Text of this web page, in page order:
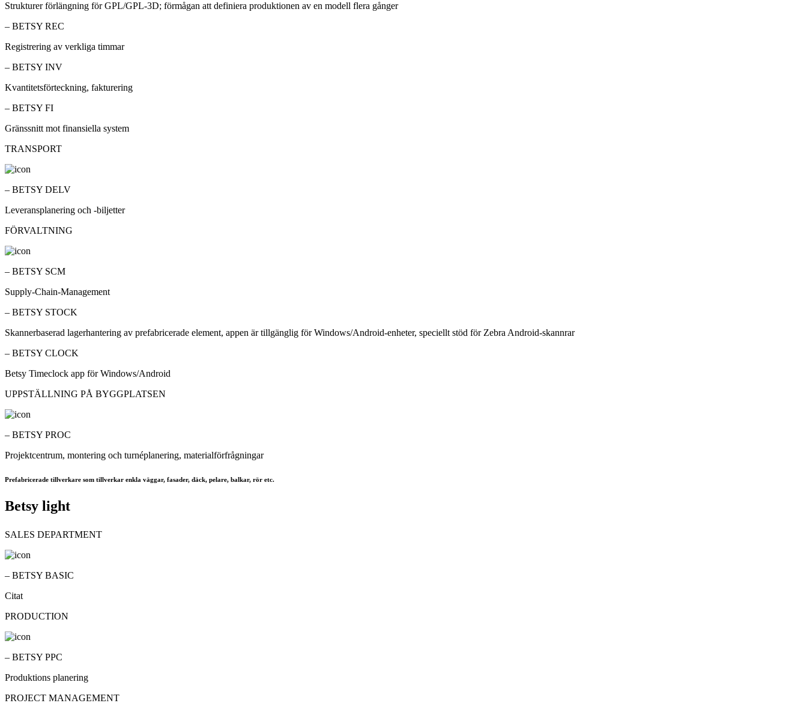
Strukturer förlängning för GPL/GPL-3D; förmågan att definiera produktionen av en modell flera gånger
– BETSY REC
Registrering av verkliga timmar
– BETSY INV
Kvantitetsförteckning, fakturering
– BETSY FI
Gränssnitt mot finansiella system
TRANSPORT
– BETSY DELV
Leveransplanering och -biljetter
FÖRVALTNING
– BETSY SCM
Supply-Chain-Management
– BETSY STOCK
Skannerbaserad lagerhantering av prefabricerade element, appen är tillgänglig för Windows/Android-enheter, speciellt stöd för Zebra Android-skannrar
– BETSY CLOCK
Betsy Timeclock app för Windows/Android
UPPSTÄLLNING PÅ BYGGPLATSEN
– BETSY PROC
Projektcentrum, montering och turnéplanering, materialförfrågningar
Prefabricerade tillverkare som tillverkar enkla väggar, fasader, däck, pelare, balkar, rör etc.
Betsy light
SALES DEPARTMENT
– BETSY BASIC
Citat
PRODUCTION
– BETSY PPC
Produktions planering
PROJECT MANAGEMENT